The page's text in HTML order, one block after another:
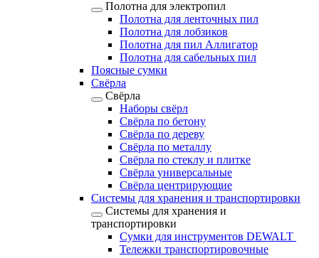
Полотна для электропил
Полотна для ленточных пил
Полотна для лобзиков
Полотна для пил Аллигатор
Полотна для сабельных пил
Поясные сумки
Свёрла
Свёрла
Наборы свёрл
Свёрла по бетону
Свёрла по дереву
Свёрла по металлу
Свёрла по стеклу и плитке
Свёрла универсальные
Свёрла центрирующие
Системы для хранения и транспортировки
Системы для хранения и
транспортировки
Сумки для инструментов DEWALT
Тележки транспортировочные